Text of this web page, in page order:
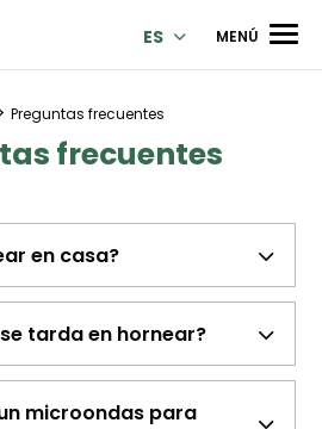
gamme pour des créations
ES MENÚ
Preguntas frecuentes
frecuentes
en casa?
tarda en hornear?
microondas para